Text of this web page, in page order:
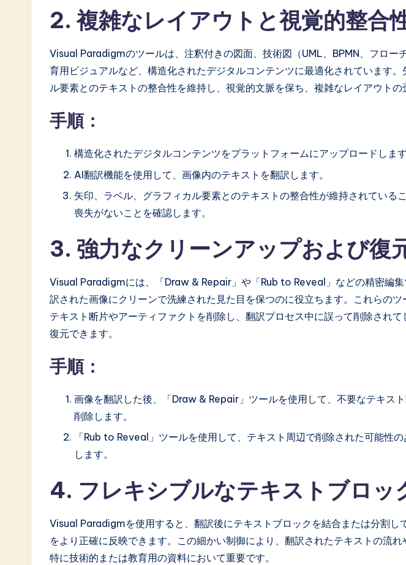
ft
w
ti
2. 複雑なレイアウトと視覚的整合
Visual Paradigmのツールは、注釈付きの図面、技術図（UML、BPMN、フロー
育用ビジュアルなど、構造化されたデジタルコンテンツに最適化されています
ル要素とのテキストの整合性を維持し、視覚的文脈を保ち、複雑なレイアウトの
手順：
構造化されたデジタルコンテンツをプラットフォームにアップロードします
AI翻訳機能を使用して、画像内のテキストを翻訳します。
矢印、ラベル、グラフィカル要素とのテキストの整合性が維持されている
喪失がないことを確認します。
3. 強力なクリーンアップおよび復
Visual Paradigmには、「Draw & Repair」や「Rub to Reveal」などの精密編集
訳された画像にクリーンで洗練された見た目を保つのに役立ちます。これらの
テキスト断片やアーティファクトを削除し、翻訳プロセス中に誤って削除され
復元できます。
手順：
画像を翻訳した後、「Draw & Repair」ツールを使用して、不要なテキス
削除します。
「Rub to Reveal」ツールを使用して、テキスト周辺で削除された可能性
します。
4. フレキシブルなテキストブロッ
Visual Paradigmを使用すると、翻訳後にテキストブロックを結合または分割し
をより正確に反映できます。この細かい制御により、翻訳されたテキストの流れ
特に技術的または教育用の資料において重要です。